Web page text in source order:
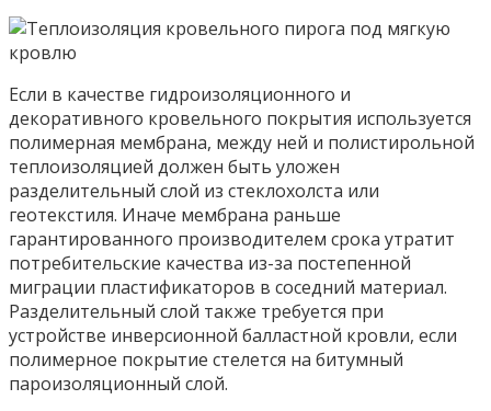
Если в качестве гидроизоляционного и
декоративного кровельного покрытия используется
полимерная мембрана, между ней и полистирольной
теплоизоляцией должен быть уложен
разделительный слой из стеклохолста или
геотекстиля. Иначе мембрана раньше
гарантированного производителем срока утратит
потребительские качества из-за постепенной
миграции пластификаторов в соседний материал.
Разделительный слой также требуется при
устройстве инверсионной балластной кровли, если
полимерное покрытие стелется на битумный
пароизоляционный слой.